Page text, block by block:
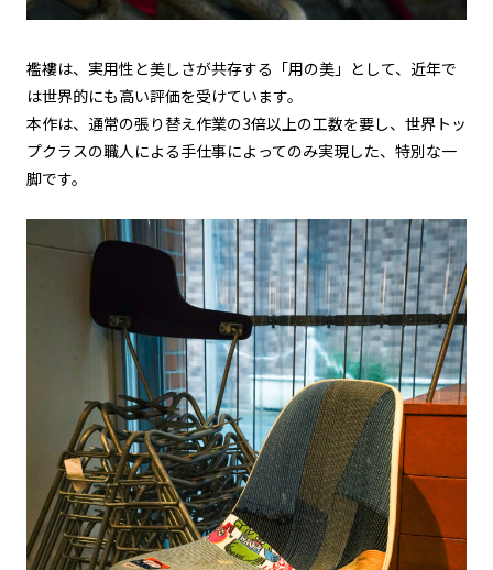
襤褸は、実用性と美しさが共存する「用の美」として、近年で
は世界的にも高い評価を受けています。
本作は、通常の張り替え作業の3倍以上の工数を要し、世界トッ
プクラスの職人による手仕事によってのみ実現した、特別な一
脚です。